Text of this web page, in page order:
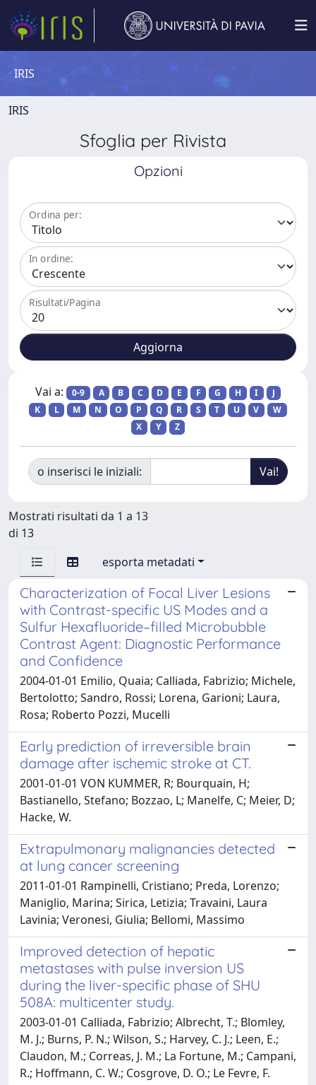
IRIS
IRIS
Sfoglia per Rivista
Opzioni
Ordina per:
In ordine:
Risultati/Pagina
Vai a: 0-9 A B C D E F G H I
J
K
L M N O P Q R S T U V
W
X
Y Z
o inserisci le iniziali:
Mostrati risultati da 1 a 13
di 13
esporta metadati
Characterization of Focal Liver Lesions
with Contrast-specific US Modes and a
Sulfur Hexafluoride–filled Microbubble
Contrast Agent: Diagnostic Performance
and Confidence
2004-01-01 Emilio, Quaia; Calliada, Fabrizio; Michele,
Bertolotto; Sandro, Rossi; Lorena, Garioni; Laura,
Rosa; Roberto Pozzi, Mucelli
Early prediction of irreversible brain
damage after ischemic stroke at CT.
2001-01-01 VON KUMMER, R; Bourquain, H;
Bastianello, Stefano; Bozzao, L; Manelfe, C; Meier, D;
Hacke, W.
Extrapulmonary malignancies detected
at lung cancer screening
2011-01-01 Rampinelli, Cristiano; Preda, Lorenzo;
Maniglio, Marina; Sirica, Letizia; Travaini, Laura
Lavinia; Veronesi, Giulia; Bellomi, Massimo
Improved detection of hepatic
metastases with pulse inversion US
during the liver-specific phase of SHU
508A: multicenter study.
2003-01-01 Calliada, Fabrizio; Albrecht, T.; Blomley,
M. J.; Burns, P. N.; Wilson, S.; Harvey, C. J.; Leen, E.;
Claudon, M.; Correas, J. M.; La Fortune, M.; Campani,
R.; Hoffmann, C. W.; Cosgrove, D. O.; Le Fevre, F.